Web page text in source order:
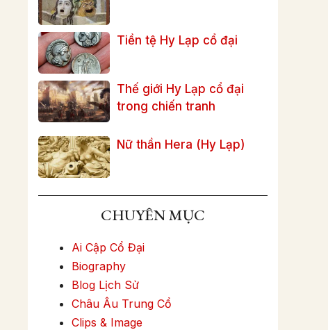
Tiền tệ Hy Lạp cổ đại
Thế giới Hy Lạp cổ đại
trong chiến tranh
Nữ thần Hera (Hy Lạp)
CHUYÊN MỤC
Ai Cập Cổ Đại
Biography
Blog Lịch Sử
Châu Âu Trung Cổ
Clips & Image